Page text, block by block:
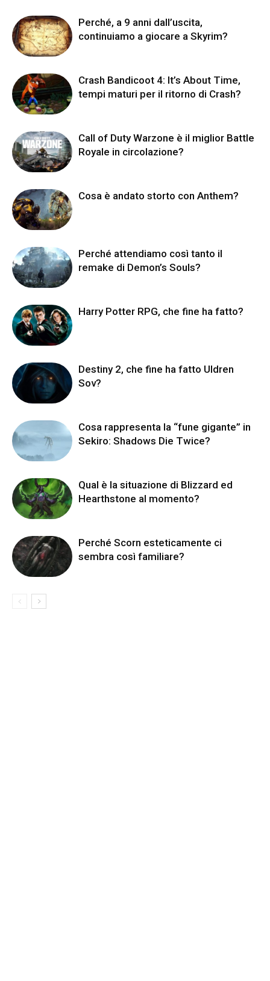
Perché, a 9 anni dall’uscita,
continuiamo a giocare a Skyrim?
Crash Bandicoot 4: It’s About Time,
tempi maturi per il ritorno di Crash?
Call of Duty Warzone è il miglior Battle
Royale in circolazione?
Cosa è andato storto con Anthem?
Perché attendiamo così tanto il
remake di Demon’s Souls?
Harry Potter RPG, che fine ha fatto?
Destiny 2, che fine ha fatto Uldren
Sov?
Cosa rappresenta la “fune gigante” in
Sekiro: Shadows Die Twice?
Qual è la situazione di Blizzard ed
Hearthstone al momento?
Perché Scorn esteticamente ci
sembra così familiare?